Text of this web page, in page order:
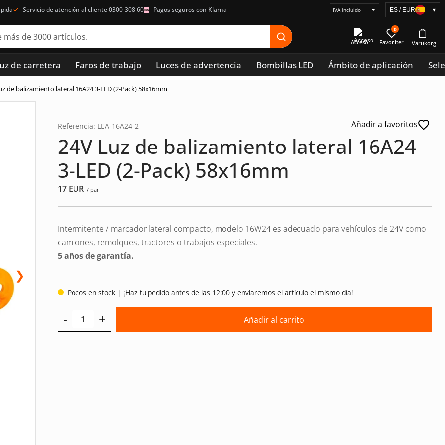
Servicio de atención al cliente 0300-308 60 Pagos seguros con Klarna
Seleccionar
visualización
precios
ES / EUR ▾
Acceso
0
de carretera Faros de trabajo Luces de advertencia Bombillas LED Ámbito de aplicación
de balizamiento lateral 16A24 3-LED (2-Pack) 58x16mm
❯
Añadir a favoritos
Referencia: LEA-16A24-2
24V Luz de balizamiento lateral 16A24
3-LED (2-Pack) 58x16mm
17 EUR / par
Intermitente / marcador lateral compacto, modelo 16W24 es adecuado para vehículos de 24V como
camiones, remolques, tractores o trabajos especiales.
5 años de garantía.
Pocos en stock | ¡Haz tu pedido antes de las 12:00 y enviaremos el artículo el mismo día!
- + Añadir al carrito